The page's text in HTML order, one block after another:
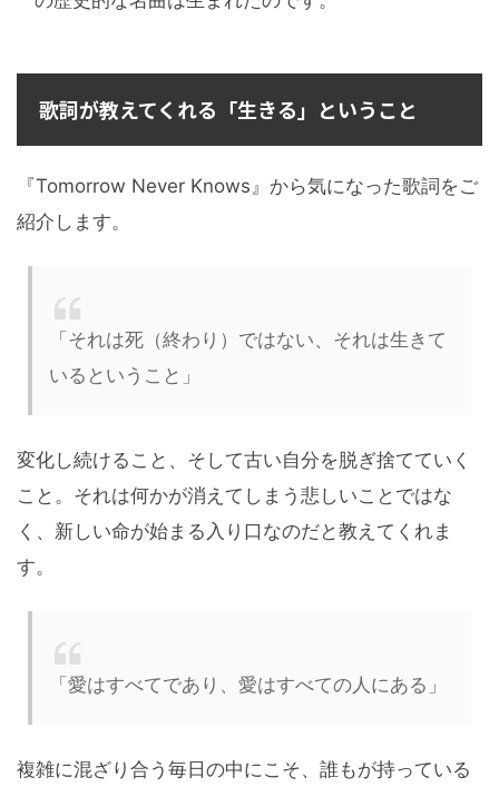
歌詞が教えてくれる「生きる」ということ
『Tomorrow Never Knows』から気になった歌詞をご
紹介します。
「それは死（終わり）ではない、それは生きて
いるということ」
変化し続けること、そして古い自分を脱ぎ捨てていく
こと。それは何かが消えてしまう悲しいことではな
く、新しい命が始まる入り口なのだと教えてくれま
す。
「愛はすべてであり、愛はすべての人にある」
複雑に混ざり合う毎日の中にこそ、誰もが持っている